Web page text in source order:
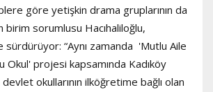
göre yetişkin drama gruplarının da
birim sorumlusu Hacıhaliloğlu,
sürdürüyor: “Aynı zamanda 'Mutlu Aile
Okul' projesi kapsamında Kadıköy
okullarının ilköğretime bağlı olan